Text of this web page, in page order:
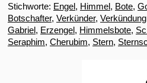
Stichworte: Engel, Himmel, Bote,
Botschafter, Verkünder, Verkündung
Gabriel, Erzengel, Himmelsbote,
Seraphim, Cherubim, Stern,